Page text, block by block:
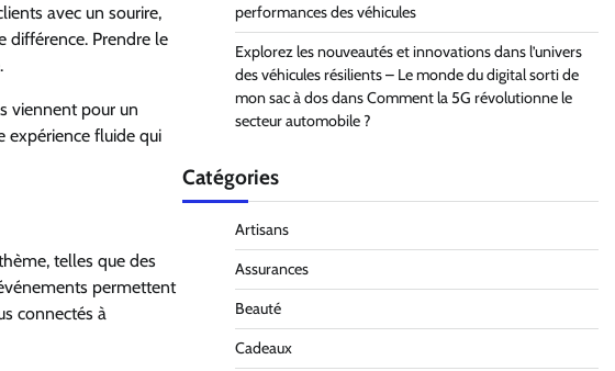
avec un sourire,
différence. Prendre le
viennent pour un
expérience fluide qui
telles que des
permettent
connectés à
performances des véhicules
Explorez les nouveautés et innovations dans l’univers
des véhicules résilients – Le monde du digital sorti de
mon sac à dosdansComment la 5G révolutionne le
secteur automobile ?
Catégories
Artisans
Assurances
Beauté
Cadeaux